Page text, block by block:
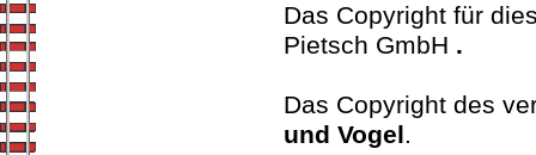
Das Copyright für
Pietsch GmbH .
Das Copyright des
und Vogel.